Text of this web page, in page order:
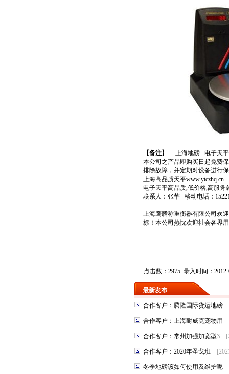
【备注】 上海地磅
电子天平
本公司之产品即购买日起免费
排除故障，并定期对设备进行
上海高品质天平www.ytczhq.cn
电子天平高品质,低价格,高服务
联系人：张芊 移动电话：
上海鹰腾称重衡器有限公司 欢
标！本公司热忱欢迎社会各界
点击数：2975 录入时间：
最新发布
合作客户：腾隆国际货运地磅
合作客户：上海耐威克宠物用
合作客户：常州加强加宽型3
合作客户：2020年圣戈班
冬季地磅该如何使用及维护呢